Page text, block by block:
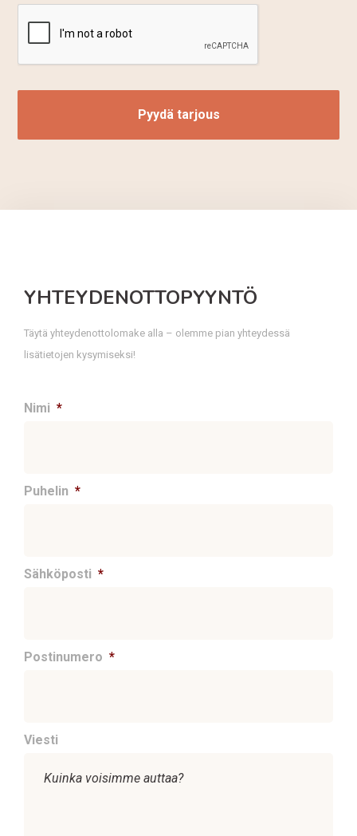
YHTEYDENOTTOPYYNTÖ
Täytä yhteydenottolomake alla – olemme pian yhteydessä
lisätietojen kysymiseksi!
Nimi *
Puhelin *
Sähköposti *
Postinumero *
Viesti